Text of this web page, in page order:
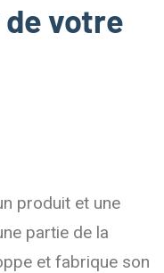
votre
produit et une
partie de la
et fabrique son